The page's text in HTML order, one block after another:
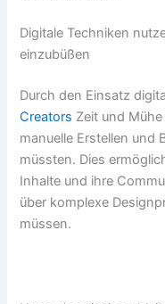
Digitale Techniken
einzubüßen
Durch den Einsatz
Creators Zeit und
manuelle Erstellen und
müssten. Dies
Inhalte und ihre
über komplexe
müssen.